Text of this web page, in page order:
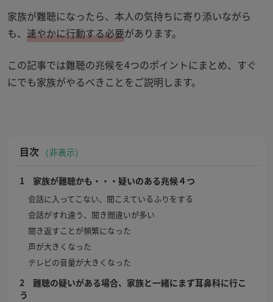
家族が難聴になったら、本人の気持ちに寄り添いながら
も、 速やかに行動する必要があります。
この記事では難聴の兆候を4つのポイントにまとめ、すぐ
にでも家族がやるべきことをご説明します。
目次 非表示
1 家族が難聴かも・・・疑いのある兆候４つ
会話に入ってこない、聞こえているふりをする
会話がすれ違う、聞き間違いが多い
聞き返すことが頻繁になった
声が大きくなった
テレビの音量が大きくなった
2 難聴の疑いがある場合、家族と一緒にまず耳鼻科に行こ
う